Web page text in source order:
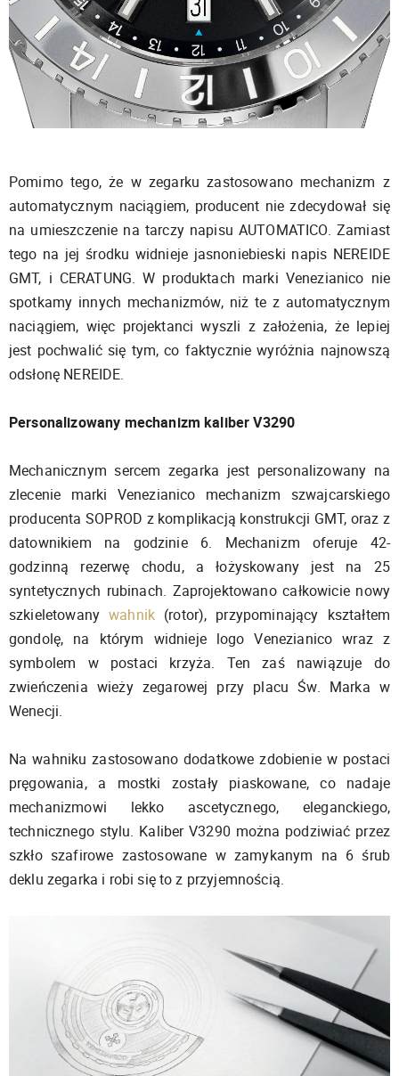
Pomimo tego, że w zegarku zastosowano mechanizm z
automatycznym naciągiem, producent nie zdecydował się
na umieszczenie na tarczy napisu AUTOMATICO. Zamiast
tego na jej środku widnieje jasnoniebieski napis NEREIDE
GMT, i CERATUNG. W produktach marki Venezianico nie
spotkamy innych mechanizmów, niż te z automatycznym
naciągiem, więc projektanci wyszli z założenia, że lepiej
jest pochwalić się tym, co faktycznie wyróżnia najnowszą
odsłonę NEREIDE.
Personalizowany mechanizm kaliber V3290
Mechanicznym sercem zegarka jest personalizowany na
zlecenie marki Venezianico mechanizm szwajcarskiego
producenta SOPROD z komplikacją konstrukcji GMT, oraz z
datownikiem na godzinie 6. Mechanizm oferuje 42-
godzinną rezerwę chodu, a łożyskowany jest na 25
syntetycznych rubinach. Zaprojektowano całkowicie nowy
szkieletowanywahnik (rotor), przypominający kształtem
gondolę, na którym widnieje logo Venezianico wraz z
symbolem w postaci krzyża. Ten zaś nawiązuje do
zwieńczenia wieży zegarowej przy placu Św. Marka w
Wenecji.
Na wahniku zastosowano dodatkowe zdobienie w postaci
pręgowania, a mostki zostały piaskowane, co nadaje
mechanizmowi lekko ascetycznego, eleganckiego,
technicznego stylu. Kaliber V3290 można podziwiać przez
szkło szafirowe zastosowane w zamykanym na 6 śrub
deklu zegarka i robi się to z przyjemnością.